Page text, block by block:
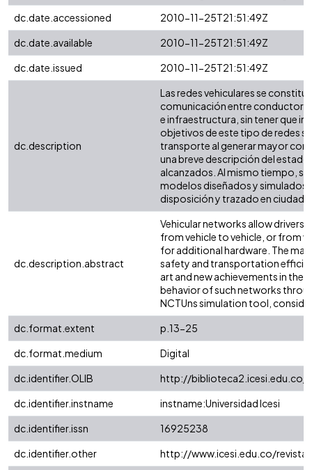
dc.date.accessioned
2010-11-25T21:51:49Z
dc.date.available
2010-11-25T21:51:49Z
dc.date.issued
2010-11-25T21:51:49Z
dc.description
Las redes vehiculares se
comunicación entre
e infraestructura, sin tener que
objetivos de este tipo de redes
transporte al generar mayor
una breve descripción del
alcanzados. Al mismo tiempo,
modelos diseñados y simulados
disposición y trazado en
dc.description.abstract
Vehicular networks allow drivers
from vehicle to vehicle, or from
for additional hardware. The
safety and transportation
art and new achievements in the
behavior of such networks
NCTUns simulation tool,
dc.format.extent
p.13-25
dc.format.medium
Digital
dc.identifier.OLIB
http://biblioteca2.icesi.edu.co/
dc.identifier.instname
instname:Universidad Icesi
dc.identifier.issn
16925238
dc.identifier.other
http://www.icesi.edu.co/